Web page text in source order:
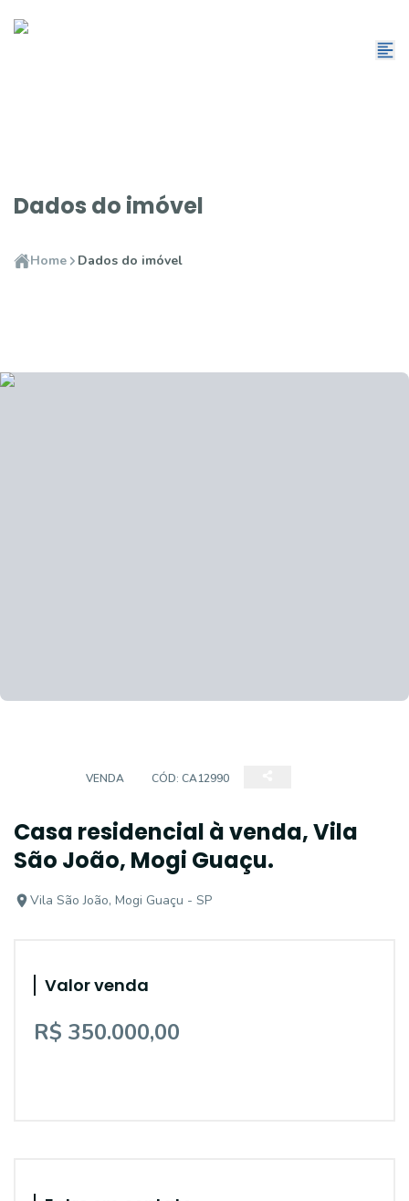
Dados do imóvel
Home Dados do imóvel
VENDA CÓD: CA12990
Casa residencial à venda, Vila
São João, Mogi Guaçu.
Vila São João, Mogi Guaçu - SP
Valor venda
R$ 350.000,00